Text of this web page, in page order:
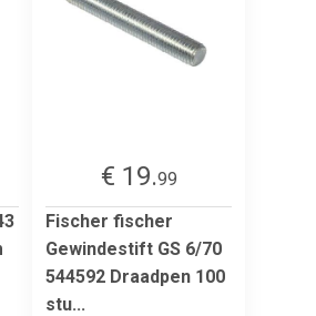
€ 19.99
Fischer fischer
Gewindestift GS 6/70
544592 Draadpen 100
stu...